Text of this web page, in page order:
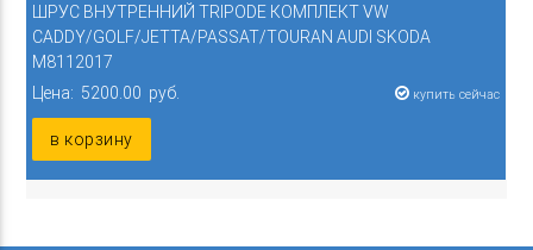
ШРУС ВНУТРЕННИЙ TRIPODE КОМПЛЕКТ VW
CADDY/GOLF/JETTA/PASSAT/TOURAN AUDI SKODA
M8112017
Цена: 5200.00 руб.
купить сейчас
в корзину